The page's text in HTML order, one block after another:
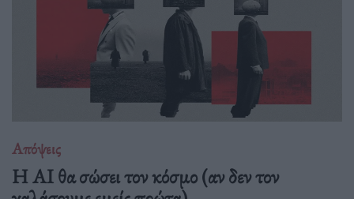
Απόψεις
Η AI θα σώσει τον κόσμο (αν δεν τον